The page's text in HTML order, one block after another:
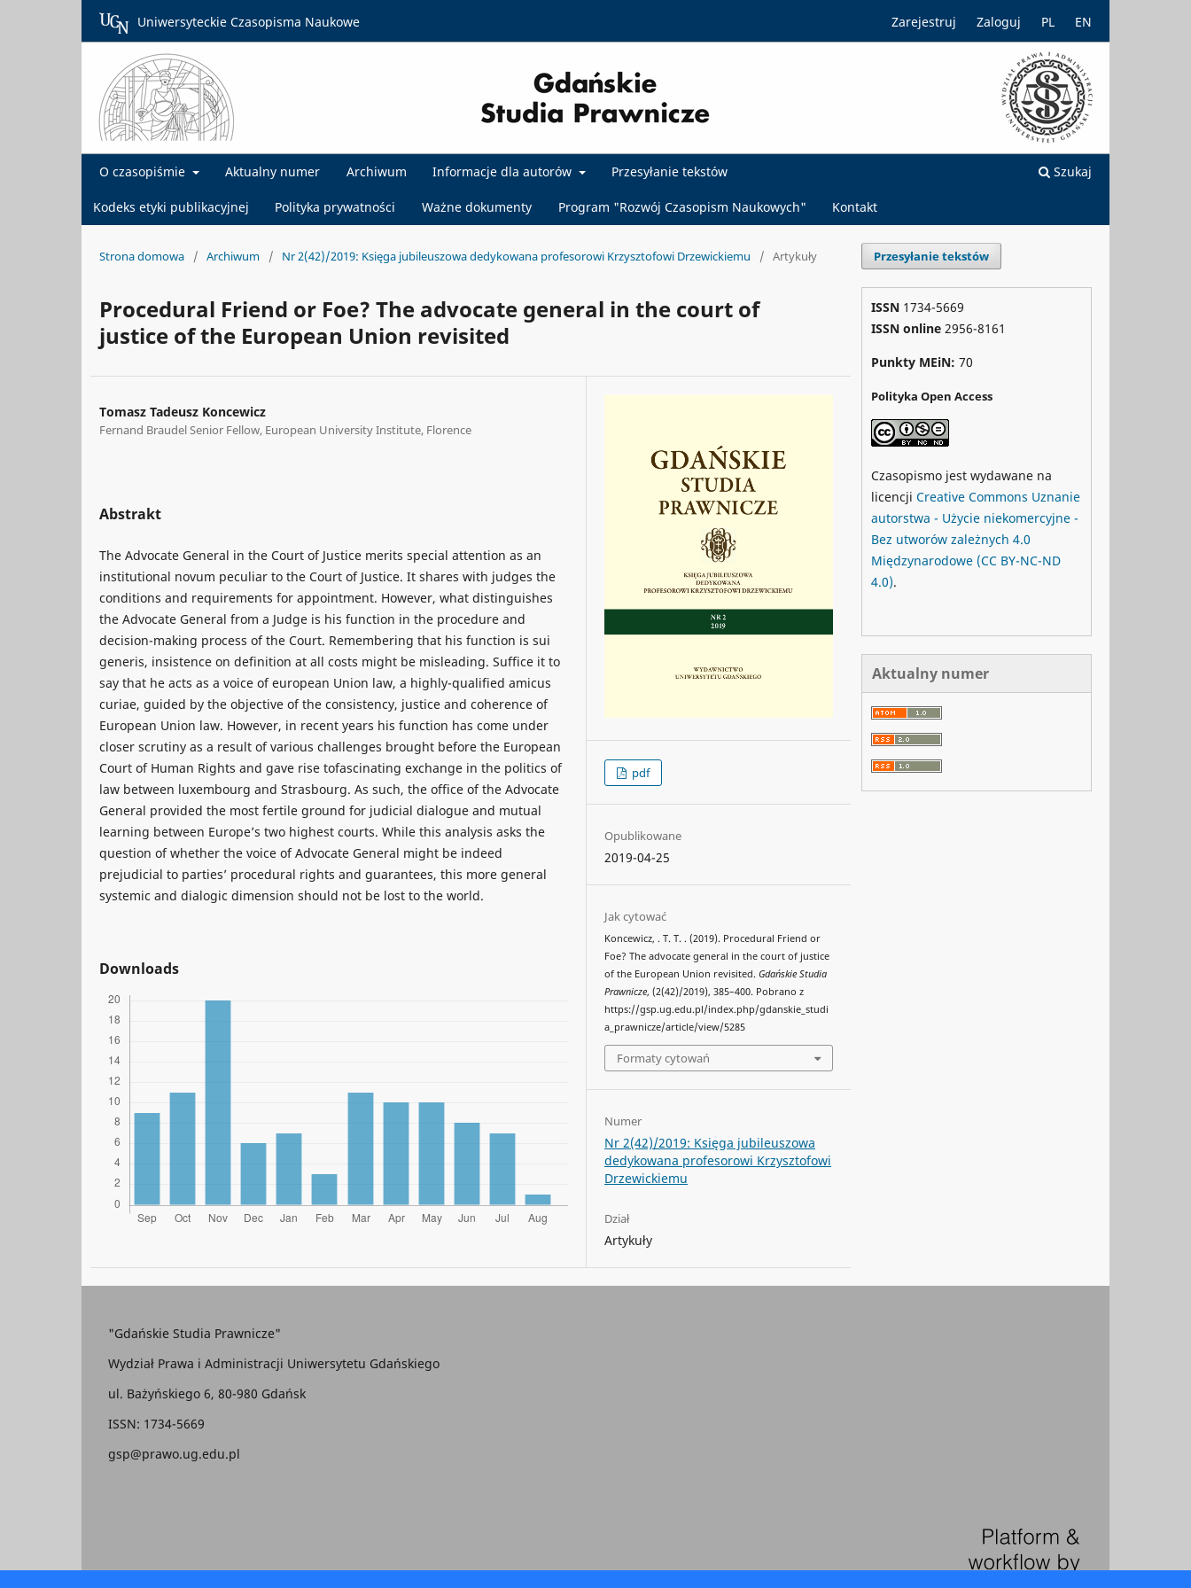
O czasopiśmie Aktualny numer Archiwum Informacje dla autorów Przesyłanie tekstów
Kodeks etyki publikacyjnej Polityka prywatności Ważne dokumenty Program "Rozwój Czasopism Naukowych" Kontakt
Szukaj
Zarejestruj Zaloguj PL EN
Uniwersyteckie Czasopisma Naukowe
Strona domowa / Archiwum / Nr 2(42)/2019: Księga jubileuszowa dedykowana profesorowi Krzysztofowi Drzewickiemu / Artykuły
Procedural Friend or Foe? The advocate general in the court of
justice of the European Union revisited
Tomasz Tadeusz Koncewicz
Fernand Braudel Senior Fellow, European University Institute, Florence
Abstrakt
The Advocate General in the Court of Justice merits special attention as an
institutional novum peculiar to the Court of Justice. It shares with judges the
conditions and requirements for appointment. However, what distinguishes
the Advocate General from a Judge is his function in the procedure and
decision-making process of the Court. Remembering that his function is sui
generis, insistence on definition at all costs might be misleading. Suffice it to
say that he acts as a voice of european Union law, a highly-qualified amicus
curiae, guided by the objective of the consistency, justice and coherence of
European Union law. However, in recent years his function has come under
closer scrutiny as a result of various challenges brought before the European
Court of Human Rights and gave rise tofascinating exchange in the politics of
law between luxembourg and Strasbourg. As such, the office of the Advocate
General provided the most fertile ground for judicial dialogue and mutual
learning between Europe’s two highest courts. While this analysis asks the
question of whether the voice of Advocate General might be indeed
prejudicial to parties’ procedural rights and guarantees, this more general
systemic and dialogic dimension should not be lost to the world.
Downloads
pdf
Opublikowane
2019-04-25
Jak cytować
Koncewicz, . T. T. . (2019). Procedural Friend or
Foe? The advocate general in the court of justice
of the European Union revisited.Gdańskie Studia
Prawnicze, (2(42)/2019), 385–400. Pobrano z
https://gsp.ug.edu.pl/index.php/gdanskie_studi
a_prawnicze/article/view/5285
Formaty cytowań
Numer
Nr 2(42)/2019: Księga jubileuszowa
dedykowana profesorowi Krzysztofowi
Drzewickiemu
Dział
Artykuły
Przesyłanie tekstów
ISSN 1734-5669
ISSN online 2956-8161
Punkty MEiN: 70
Polityka Open Access
Czasopismo jest wydawane na
licencji Creative Commons Uznanie
autorstwa - Użycie niekomercyjne -
Bez utworów zależnych 4.0
Międzynarodowe (CC BY-NC-ND
4.0).
Aktualny numer
"Gdańskie Studia Prawnicze"
Wydział Prawa i Administracji Uniwersytetu Gdańskiego
ul. Bażyńskiego 6, 80-980 Gdańsk
ISSN: 1734-5669
gsp@prawo.ug.edu.pl